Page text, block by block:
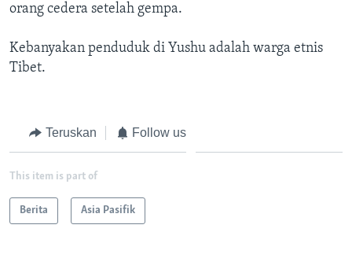
orang cedera setelah gempa.
Kebanyakan penduduk di Yushu adalah warga etnis
Tibet.
Teruskan Follow us
This item is part of
Berita Asia Pasifik